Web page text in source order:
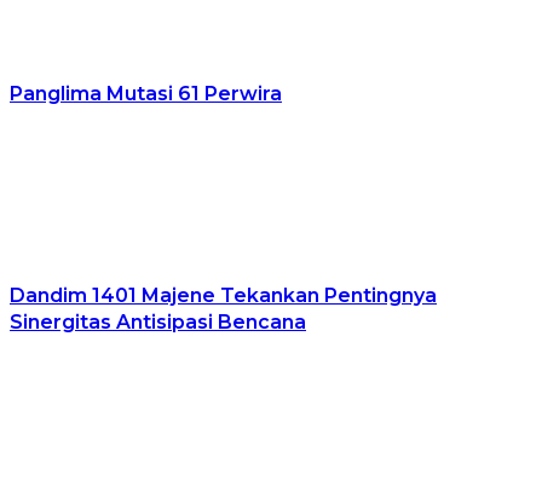
Panglima Mutasi 61 Perwira
Dandim 1401 Majene Tekankan Pentingnya
Sinergitas Antisipasi Bencana